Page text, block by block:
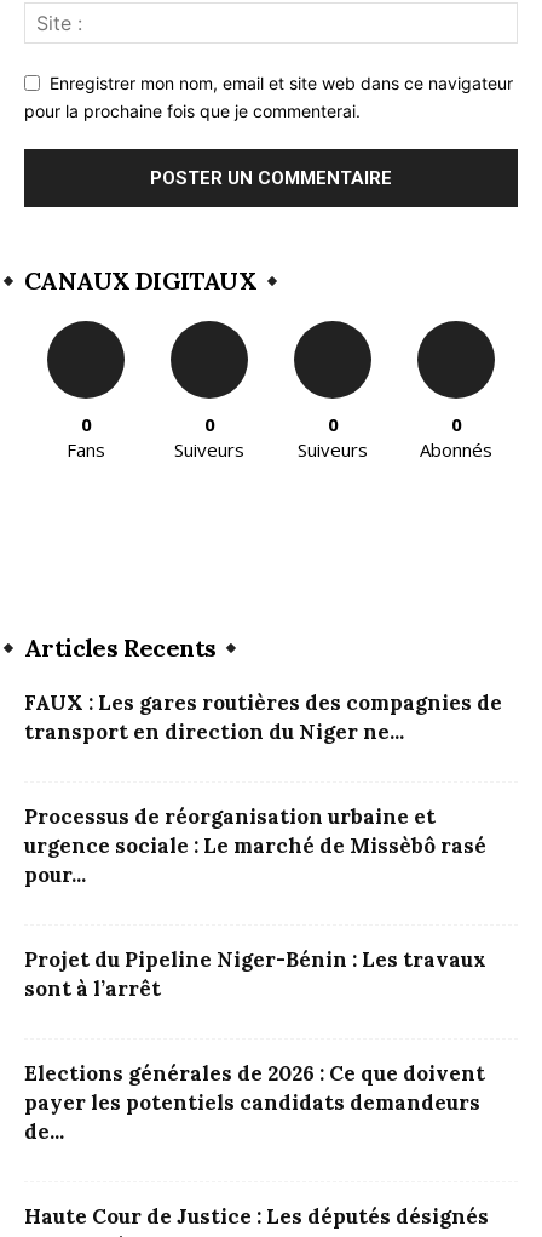
Enregistrer mon nom, email et site web dans ce navigateur
pour la prochaine fois que je commenterai.
CANAUX DIGITAUX
0
Fans
0
Suiveurs
0
Suiveurs
0
Abonnés
Articles Recents
FAUX : Les gares routières des compagnies de
transport en direction du Niger ne...
Processus de réorganisation urbaine et
urgence sociale : Le marché de Missèbô rasé
pour...
Projet du Pipeline Niger-Bénin : Les travaux
sont à l’arrêt
Elections générales de 2026 : Ce que doivent
payer les potentiels candidats demandeurs
de...
Haute Cour de Justice : Les députés désignés